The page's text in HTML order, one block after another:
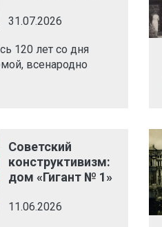
31.07.2026
120 лет со дня
всенародно
Советский
конструктивизм:
дом «Гигант № 1»
11.06.2026